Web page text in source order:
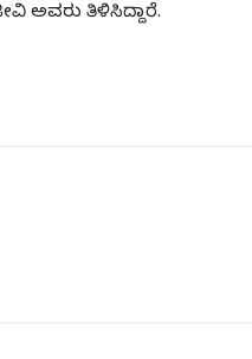
ಅವರು ತಿಳಿಸಿದ್ದಾರೆ.